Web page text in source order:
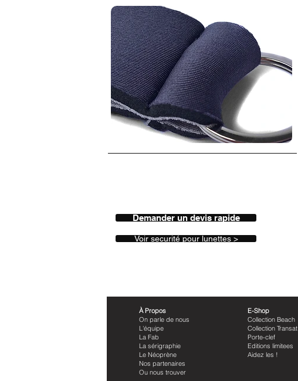
Demander un devis rapide
Voir securité pour lunettes >
À Propos
On parle de nous
L'équipe
La Fab
La sérigraphie
Le Néoprène
Nos partenaires
Ou nous trouver
E-Shop
Collection Beach
Collection Transat
Porte-clef
Editions limitees
Aidez les !